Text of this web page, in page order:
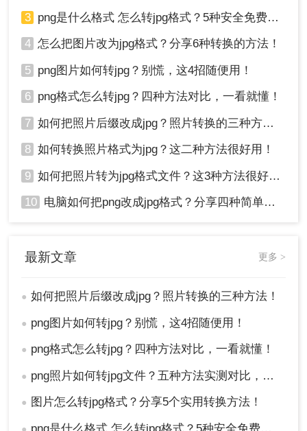
3 png是什么格式 怎么转jpg格式？5种安全免费转换方法全解析！
4 怎么把图片改为jpg格式？分享6种转换的方法！
5 png图片如何转jpg？别慌，这4招随便用！
6 png格式怎么转jpg？四种方法对比，一看就懂！
7 如何把照片后缀改成jpg？照片转换的三种方法！
8 如何转换照片格式为jpg？这二种方法很好用！
9 如何把照片转为jpg格式文件？这3种方法很好用!！
10 电脑如何把png改成jpg格式？分享四种简单转换方法！
最新文章 更多 >
● 如何把照片后缀改成jpg？照片转换的三种方法！
● png图片如何转jpg？别慌，这4招随便用！
● png格式怎么转jpg？四种方法对比，一看就懂！
● png照片如何转jpg文件？五种方法实测对比，附各场景最优选!！
● 图片怎么转jpg格式？分享5个实用转换方法！